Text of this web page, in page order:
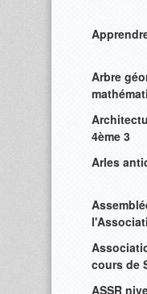
Arbre
4ème 3
Arles
cours de
ASSR